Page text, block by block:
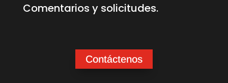
Comentarios y solicitudes.
Contáctenos